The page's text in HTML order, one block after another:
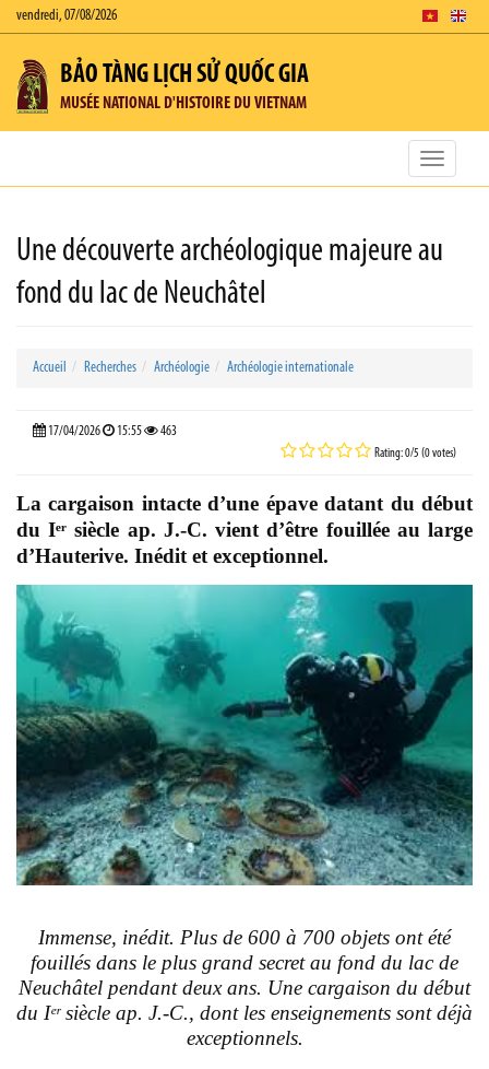
vendredi, 07/08/2026
BẢO TÀNG LỊCH SỬ QUỐC GIA
MUSÉE NATIONAL D'HISTOIRE DU VIETNAM
Toggle
Une découverte archéologique majeure au
fond du lac de Neuchâtel
Accueil Recherches Archéologie Archéologie internationale
17/04/2026 15:55 463
Rating: 0/5 (0 votes)
La cargaison intacte d’une épave datant du début
du Iᵉʳ siècle ap. J.-C. vient d’être fouillée au large
d’Hauterive. Inédit et exceptionnel.
Immense, inédit. Plus de 600 à 700 objets ont été
fouillés dans le plus grand secret au fond du lac de
Neuchâtel pendant deux ans. Une cargaison du début
du Iᵉʳ siècle ap. J.-C., dont les enseignements sont déjà
exceptionnels.